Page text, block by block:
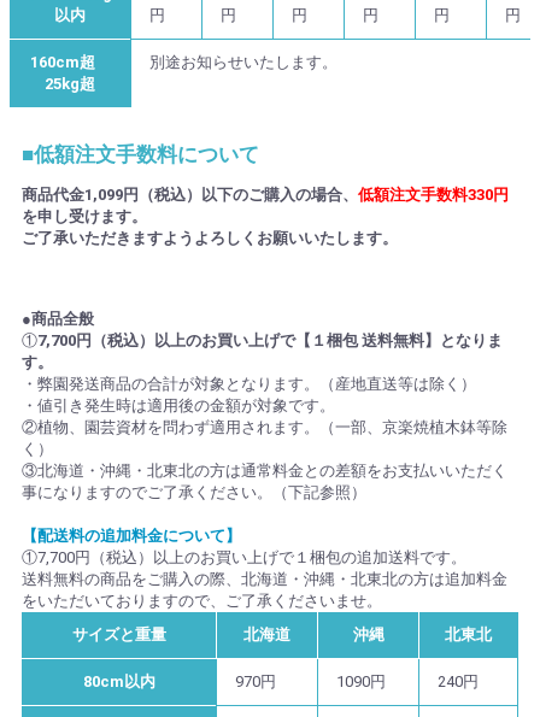
以内
円
円
円
円
円
円
160cm超
25kg超
別途お知らせいたします。
■低額注文手数料について
商品代金1,099円（税込）以下のご購入の場合、 低額注文手数料330円
を申し受けます。
ご了承いただきますようよろしくお願いいたします。
●商品全般
①7,700円（税込）以上のお買い上げで【１梱包 送料無料】となりま
す。
・弊園発送商品の合計が対象となります。（産地直送等は除く）
・値引き発生時は適用後の金額が対象です。
②植物、園芸資材を問わず適用されます。（一部、京楽焼植木鉢等除
く）
③北海道・沖縄・北東北の方は通常料金との差額をお支払いいただく
事になりますのでご了承ください。（下記参照）
【配送料の追加料金について】
①7,700円（税込）以上のお買い上げで１梱包の追加送料です。
送料無料の商品をご購入の際、北海道・沖縄・北東北の方は追加料金
をいただいておりますので、ご了承くださいませ。
サイズと重量
北海道 沖縄 北東北
80cm以内 970円 1090円 240円